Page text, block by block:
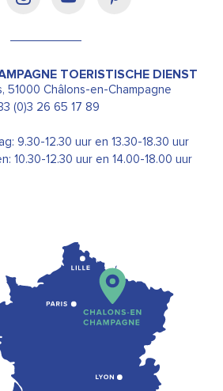
TOERISTISCHE DIENST
51000 Châlons-en-Champagne
(0)3 26 65 17 89
9.30-12.30 uur en 13.30-18.30 uur
10.30-12.30 uur en 14.00-18.00 uur